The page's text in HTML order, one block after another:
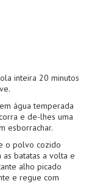
inteira 20 minutos
água temperada
e de-lhes uma
esborrachar.
o polvo cozido
batatas a volta e
alho picado
e regue com